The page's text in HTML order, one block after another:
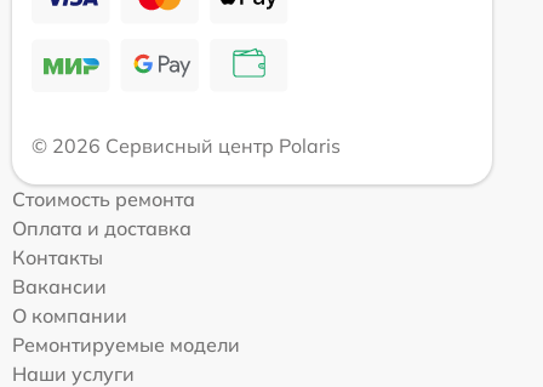
© 2026 Сервисный центр Polaris
Стоимость ремонта
Оплата и доставка
Контакты
Вакансии
О компании
Ремонтируемые модели
Наши услуги